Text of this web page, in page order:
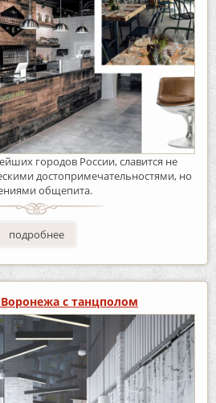
городов России, славится не
достопримечательностями, но
общепита.
подробнее
с танцполом